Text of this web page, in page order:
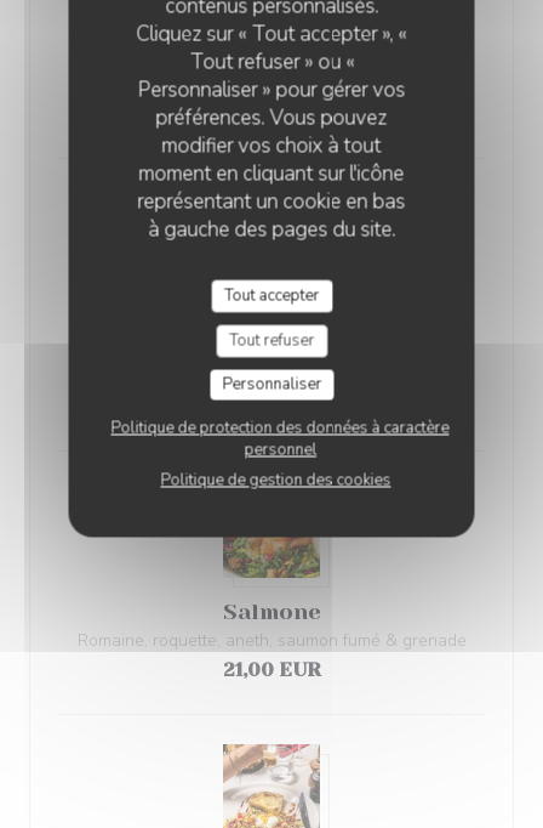
contenus personnalisés.
Cliquez sur « Tout accepter », «
Tout refuser » ou «
Personnaliser » pour gérer vos
préférences. Vous pouvez
modifier vos choix à tout
moment en cliquant sur l'icône
représentant un cookie en bas
à gauche des pages du site.
Tout accepter
Tout refuser
Personnaliser
Politique de protection des données à caractère
personnel
Politique de gestion des cookies
Ceasar Insalata
Sucrine, poulet frit, sauce césar, anchois, copeaux de
Grana Padano
21,00 EUR
Tartufo Insalata
Romaine, roquette, burrata truffée, balsamique,
noisettes, tomates confites
23,00 EUR
Salmone
Romaine, roquette, aneth, saumon fumé & grenade
21,00 EUR